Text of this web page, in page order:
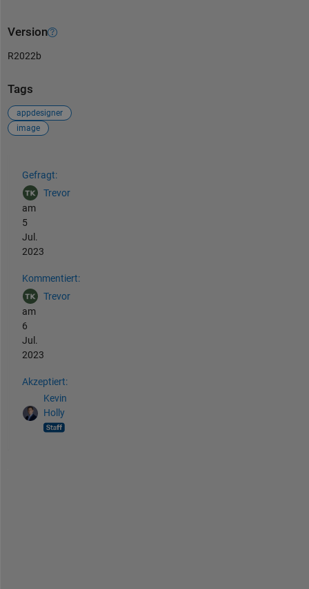
Version
R2022b
Tags
appdesigner
image
Gefragt:
Trevor
am
5
Jul.
2023
Kommentiert:
Trevor
am
6
Jul.
2023
Akzeptiert:
Kevin
Holly